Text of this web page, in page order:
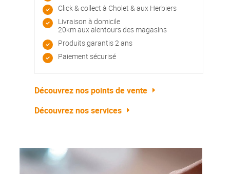
Click & collect à Cholet & aux Herbiers
Livraison à domicile
20km aux alentours des magasins
Produits garantis 2 ans
Paiement sécurisé
Découvrez nos points de vente
Découvrez nos services